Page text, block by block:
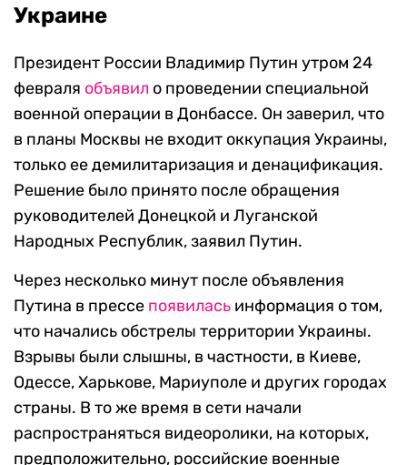
Украине
Президент России Владимир Путин утром 24
февраля объявил о проведении специальной
военной операции в Донбассе. Он заверил, что
в планы Москвы не входит оккупация Украины,
только ее демилитаризация и денацификация.
Решение было принято после обращения
руководителей Донецкой и Луганской
Народных Республик, заявил Путин.
Через несколько минут после объявления
Путина в прессе появилась информация о том,
что начались обстрелы территории Украины.
Взрывы были слышны, в частности, в Киеве,
Одессе, Харькове, Мариуполе и других городах
страны. В то же время в сети начали
распространяться видеоролики, на которых,
предположительно, российские военные